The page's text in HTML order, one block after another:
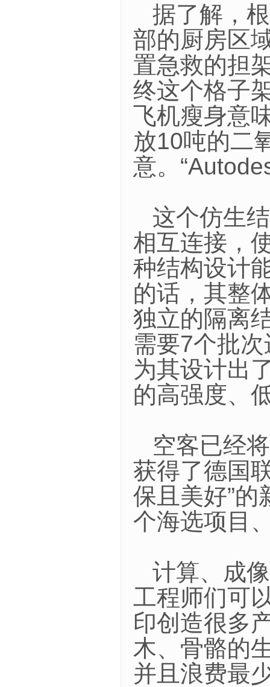
据了解，
部的厨房区
置急救的担
终这个格子
飞机瘦身意
放10吨的二
意。
这个仿生
相互连接，
种结构设计
的话，其整
独立的隔离
需要7个批
为其设计出
的高强度、
空客已经
获得了德国
保且美好”
个海选项目
计算、成
工程师们可
印创造很多
木、骨骼的
并且浪费最